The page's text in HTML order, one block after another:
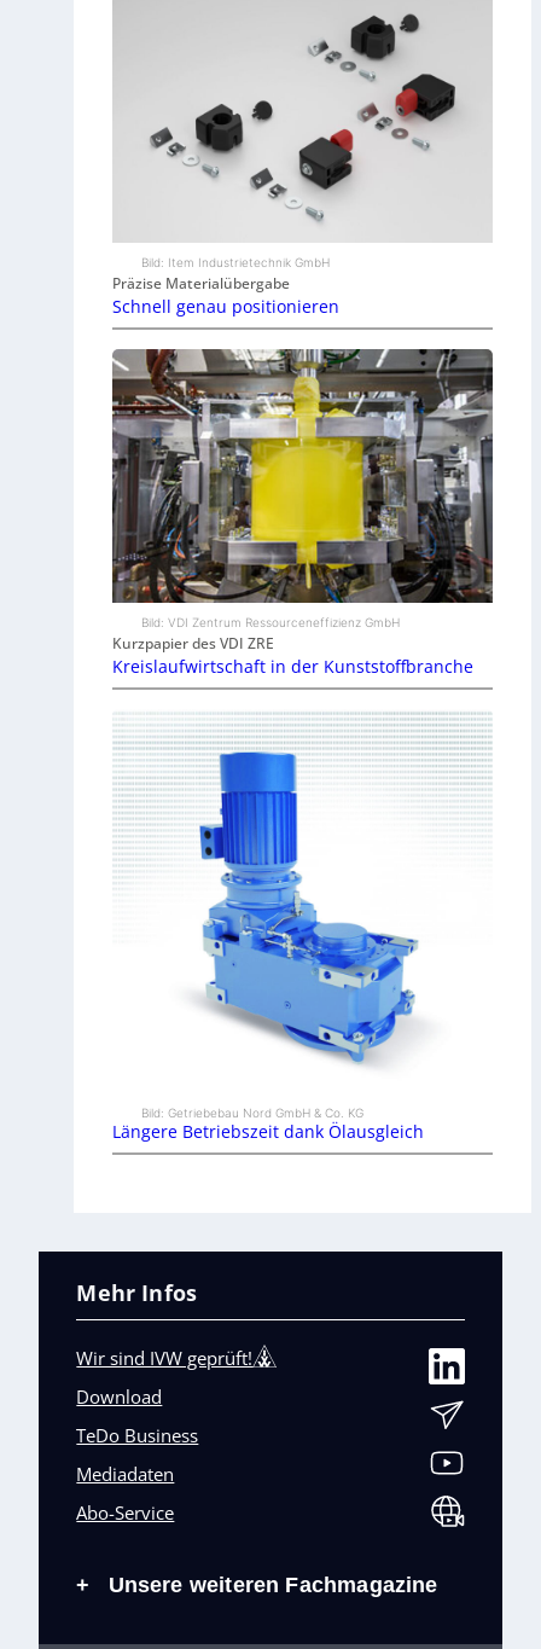
Bild: Item Industrietechnik GmbH
Präzise Materialübergabe
Schnell genau positionieren
Bild: VDI Zentrum Ressourceneffizienz GmbH
Kurzpapier des VDI ZRE
Kreislaufwirtschaft in der Kunststoffbranche
Bild: Getriebebau Nord GmbH & Co. KG
Längere Betriebszeit dank Ölausgleich
Mehr Infos
Wir sind IVW geprüft!
Download
TeDo Business
Mediadaten
Abo-Service
+ Unsere weiteren Fachmagazine